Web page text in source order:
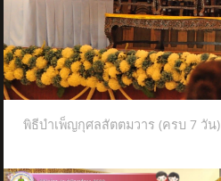
พิธีบำเพ็ญกุศลสัตตมวาร (ครบ 7 วัน)